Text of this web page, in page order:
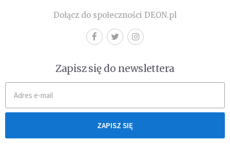
Dołącz do społeczności DEON.pl
Zapisz się do newslettera
ZAPISZ SIĘ